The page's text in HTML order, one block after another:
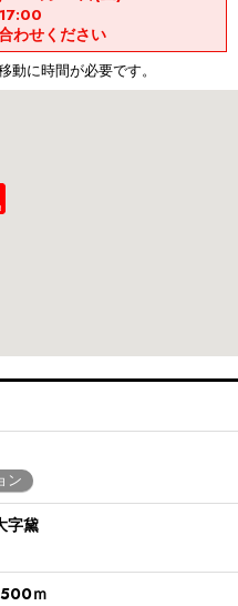
わせください
に時間が必要です。
ン
字黛
ｍ